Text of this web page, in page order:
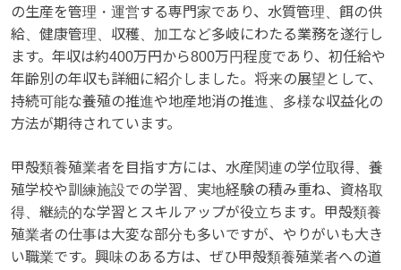
の生産を管理・運営する専門家であり、水質管理、餌の供
給、健康管理、収穫、加工など多岐にわたる業務を遂行し
ます。年収は約400万円から800万円程度であり、初任給や
年齢別の年収も詳細に紹介しました。将来の展望として、
持続可能な養殖の推進や地産地消の推進、多様な収益化の
方法が期待されています。
甲殻類養殖業者を目指す方には、水産関連の学位取得、養
殖学校や訓練施設での学習、実地経験の積み重ね、資格取
得、継続的な学習とスキルアップが役立ちます。甲殻類養
殖業者の仕事は大変な部分も多いですが、やりがいも大き
い職業です。興味のある方は、ぜひ甲殻類養殖業者への道